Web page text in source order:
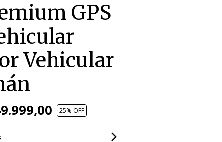
GPS
Vehicular
25% OFF